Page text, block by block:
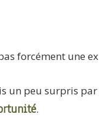
forcément une
un peu surpris
.